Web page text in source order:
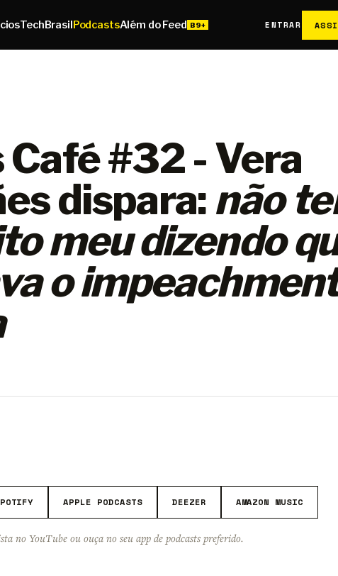
TechBrasilPodcastsAlém do Feed ENTRAR
#32 - Vera
dispara:não
meu dizendo
o
APPLE PODCASTS DEEZER AMAZON MUSIC
no YouTube ou ouça no seu app de podcasts preferido.